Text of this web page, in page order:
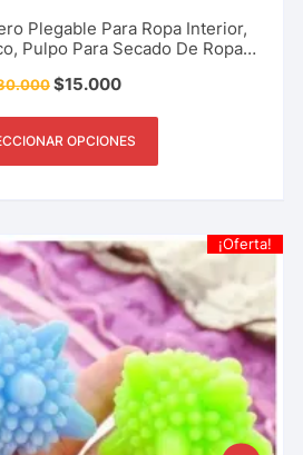
Plegable Para Ropa Interior,
Pulpo Para Secado De Ropa,
$15.000
OPCIONES
¡Oferta!